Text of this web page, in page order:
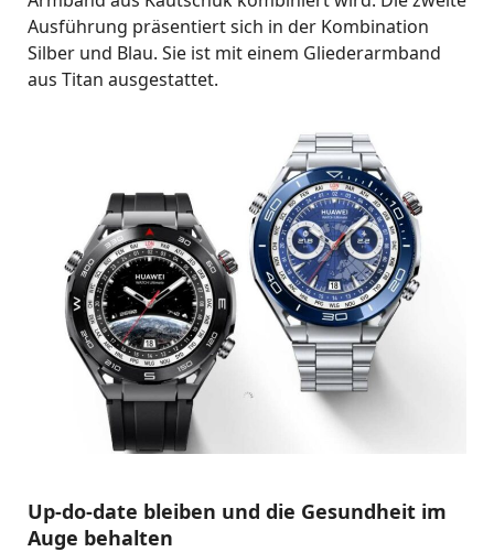
Ausführung präsentiert sich in der Kombination
Silber und Blau. Sie ist mit einem Gliederarmband
aus Titan ausgestattet.
Up-do-date bleiben und die Gesundheit im
Auge behalten